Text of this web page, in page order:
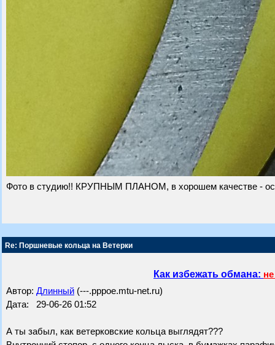
Фото в студию!! КРУПНЫМ ПЛАНОМ, в хорошем качестве -
Re: Поршневые кольца на Ветерки
Как избежать обмана:
Автор: Длинный (---.pppoe.mtu-net.ru)
Дата: 29-06-26 01:52
А ты забыл, как ветерковские кольца выглядят???